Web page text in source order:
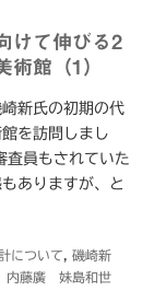
けて伸びる2
館（1）
新氏の初期の代
を訪問しまし
査員もされていた
ありますが、と
について
磯崎新
内藤廣 妹島和世